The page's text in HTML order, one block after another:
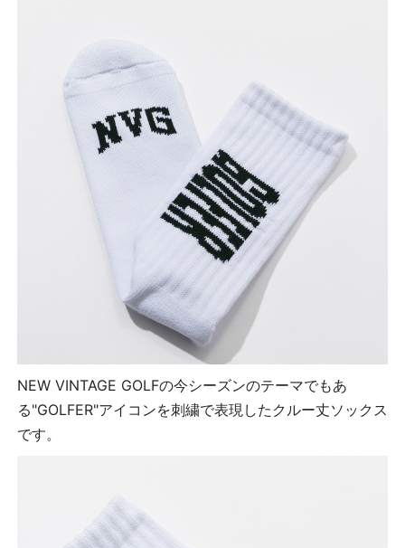
NEW VINTAGE GOLFの今シーズンのテーマでもあ
る"GOLFER"アイコンを刺繍で表現したクルー丈ソックス
です。